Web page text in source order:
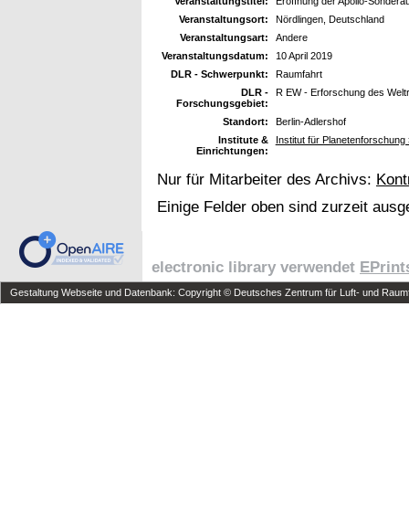
Veranstaltungsort:
Nördlingen, Deutschland
Veranstaltungsart:
Andere
Veranstaltungsdatum:
10 April 2019
DLR - Schwerpunkt:
Raumfahrt
DLR -
Forschungsgebiet:
R EW - Erforschung des
Standort:
Berlin-Adlershof
Institute &
Einrichtungen:
Institut für Planetenforschung
Nur für Mitarbeiter des Archivs:
Einige Felder oben sind zurzeit
electronic library verwendet
Gestaltung Webseite und Datenbank: Copyright © Deutsches Zentrum für Luft- und